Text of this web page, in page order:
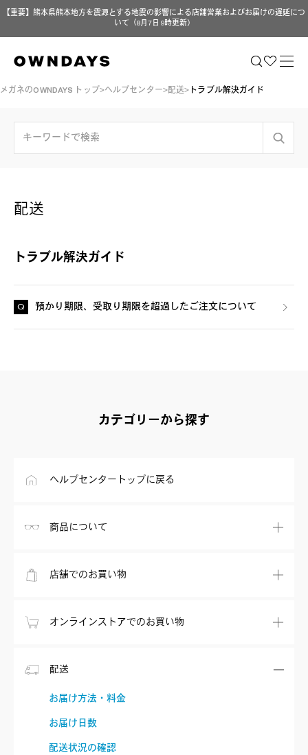
【重要】熊本県熊本地方を震源とする地震の影響による店舗営業およびお届けの遅延につ
いて（8月7日 9時更新）
メガネのOWNDAYS トップ ヘルプセンター 配送 トラブル解決ガイド
配送
トラブル解決ガイド
預かり期限、受取り期限を超過したご注文について
カテゴリーから探す
ヘルプセンタートップに戻る
商品について
店舗でのお買い物
オンラインストアでのお買い物
配送
お届け方法・料金
お届け日数
配送状況の確認